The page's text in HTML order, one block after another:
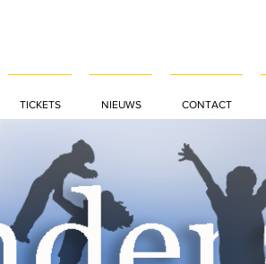
TICKETS NIEUWS CONTACT